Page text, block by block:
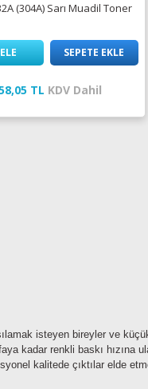
(304A) Sarı Muadil Toner
SEPETE EKLE
TL KDV Dahil
isteyen bireyler ve
kadar renkli baskı hızına
kalitede çıktılar elde